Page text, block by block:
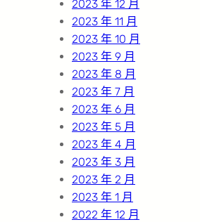
2023 年 12 月
2023 年 11 月
2023 年 10 月
2023 年 9 月
2023 年 8 月
2023 年 7 月
2023 年 6 月
2023 年 5 月
2023 年 4 月
2023 年 3 月
2023 年 2 月
2023 年 1 月
2022 年 12 月